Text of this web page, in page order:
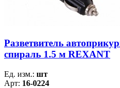
Разветвитель
спираль 1.5 м REXANT
Ед. изм.: шт
Арт: 16-0224